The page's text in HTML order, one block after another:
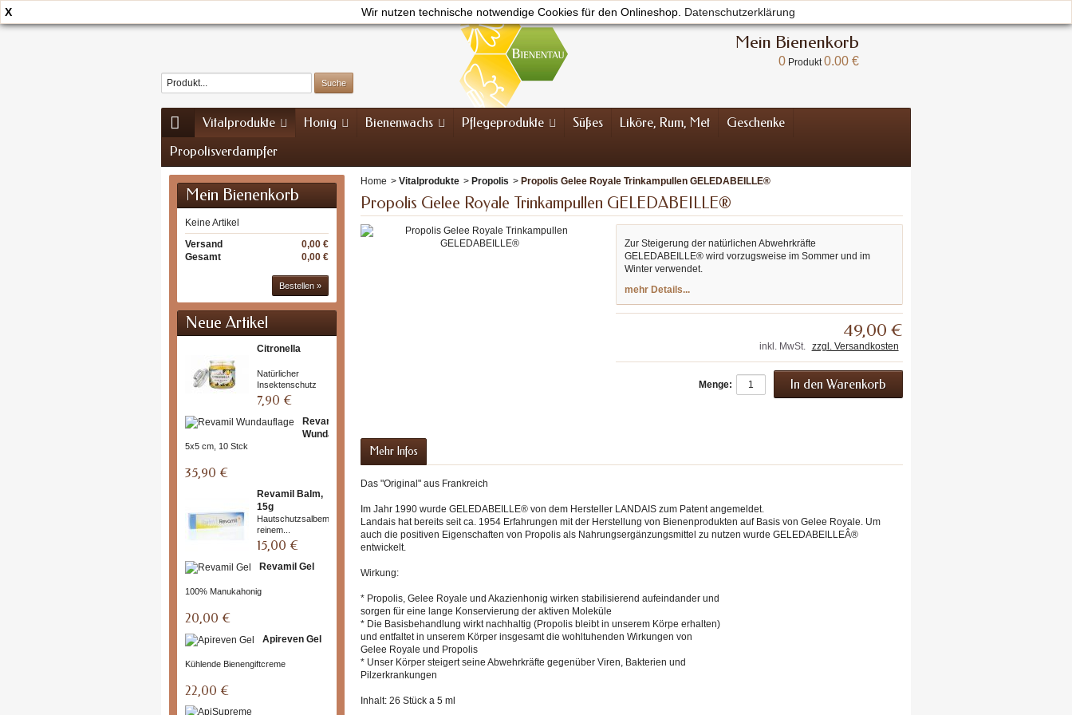
X Wir nutzen technische notwendige Cookies für den Onlineshop. Datenschutzerklärung
Willkommen
Mein Bienenkorb
0 Produkt0.00 €
Vitalprodukte Honig Bienenwachs Pflegeprodukte Süßes Liköre, Rum, Met
Geschenke
Propolisverdampfer
Mein Bienenkorb
Keine Artikel
0,00 €
Versand
0,00 €
Gesamt
Bestellen »
Neue Artikel
Citronella
Natürlicher
Insektenschutz
7,90 €
Revamil
Wundauflage
5x5 cm, 10 Stck
35,90 €
Revamil Balm,
15g
Hautschutzsalbemit
reinem...
15,00 €
Revamil Gel
100% Manukahonig
20,00 €
Apireven Gel
Kühlende Bienengiftcreme
22,00 €
Home > Vitalprodukte > Propolis > Propolis Gelee Royale Trinkampullen GELEDABEILLE®
Propolis Gelee Royale Trinkampullen GELEDABEILLE®
Zur Steigerung der natürlichen Abwehrkräfte
GELEDABEILLE® wird vorzugsweise im Sommer und im
Winter verwendet.
mehr Details...
49,00 €
inkl. MwSt. zzgl. Versandkosten
Menge:
Mehr Infos
Das "Original" aus Frankreich
Im Jahr 1990 wurde GELEDABEILLE® von dem Hersteller LANDAIS zum Patent angemeldet.
Landais hat bereits seit ca. 1954 Erfahrungen mit der Herstellung von Bienenprodukten auf Basis von Gelee Royale. Um
auch die positiven Eigenschaften von Propolis als Nahrungsergänzungsmittel zu nutzen wurde GELEDABEILLEÂ®
entwickelt.
Wirkung:
* Propolis, Gelee Royale und Akazienhonig wirken stabilisierend aufeindander und
sorgen für eine lange Konservierung der aktiven Moleküle
* Die Basisbehandlung wirkt nachhaltig (Propolis bleibt in unserem Körpe erhalten)
und entfaltet in unserem Körper insgesamt die wohltuhenden Wirkungen von
Gelee Royale und Propolis
* Unser Körper steigert seine Abwehrkräfte gegenüber Viren, Bakterien und
Pilzerkrankungen
Inhalt: 26 Stück a 5 ml